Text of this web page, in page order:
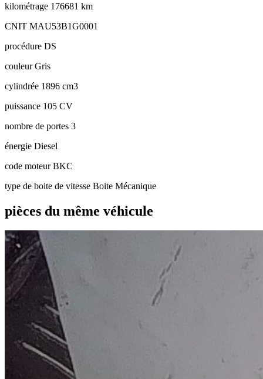
kilométrage 176681 km
CNIT MAU53B1G0001
procédure DS
couleurGris
cylindrée 1896 cm3
puissance 105 CV
nombre de portes 3
énergie Diesel
code moteurBKC
type de boite de vitesse Boite Mécanique
pièces du même véhicule